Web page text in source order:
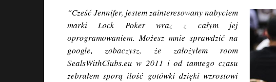
“Cześć Jennifer, jestem zainteresowany nabyciem
marki Lock Poker wraz z całym jej
oprogramowaniem. Możesz mnie sprawdzić na
google, zobaczysz, że założyłem room
SealsWithClubs.eu w 2011 i od tamtego czasu
zebrałem sporą ilość gotówki dzięki wzrostowi